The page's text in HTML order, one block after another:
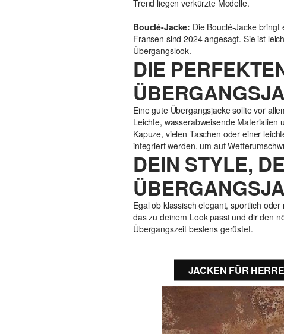
Trend liegen verkürzte Modelle.
Bouclé-Jacke: Die Bouclé-Jacke
Fransen sind 2024 angesagt. Sie ist
Übergangslook.
DIE
Eine gute Übergangsjacke sollte vor
Leichte, wasserabweisende Materialien
Kapuze, vielen Taschen oder einer
integriert werden, um auf
DEIN STYLE,
Egal ob klassisch elegant, sportlich
das zu deinem Look passt und dir den
Übergangszeit bestens gerüstet.
JACKEN FÜR